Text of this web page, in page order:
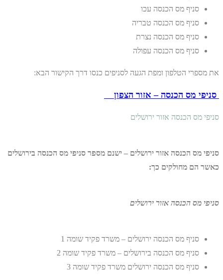
סניף מס הכנסה עכו
סניף מס הכנסה טבריה
סניף מס הכנסה נצרת
סניף מס הכנסה עפולה
את מספרי הטלפון ומפת הגעה לסניפים כנסו דרך הקישור הבא:
סניפי מס הכנסה – אזור הצפון
סניפי מס הכנסה אזור ירושלים
סניפי מס הכנסה אזור ירושלים – ישנם מספר סניפי מס הכנסה בירושלים
כאשר הם מחולקים כך:
סניפי מס הכנסה אזור ירושלים
סניף מס הכנסה ירושלים – משרד פקיד שומה 1
סניף מס הכנסה בירושלים – משרד פקיד שומה 2
סניף מס הכנסה ירושלים משרד פקיד שומה 3